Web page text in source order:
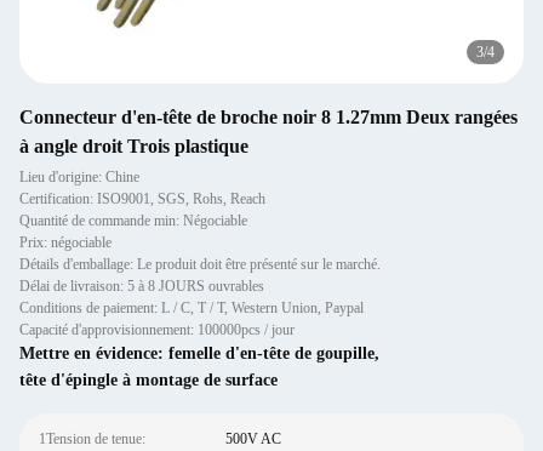
3/4
Connecteur d'en-tête de broche noir 8 1.27mm Deux rangées
à angle droit Trois plastique
Lieu d'origine: Chine
Certification: ISO9001, SGS, Rohs, Reach
Quantité de commande min: Négociable
Prix: négociable
Détails d'emballage: Le produit doit être présenté sur le marché.
Délai de livraison: 5 à 8 JOURS ouvrables
Conditions de paiement: L / C, T / T, Western Union, Paypal
Capacité d'approvisionnement: 100000pcs / jour
Mettre en évidence: femelle d'en-tête de goupille,
tête d'épingle à montage de surface
1Tension de tenue: 500V AC